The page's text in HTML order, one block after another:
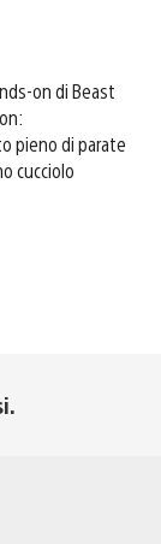
on di Beast
pieno di parate
cucciolo